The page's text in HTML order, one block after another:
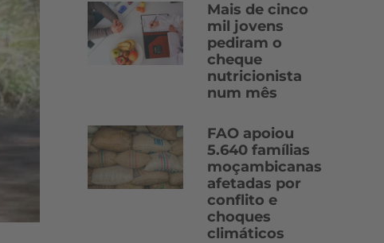
Mais de cinco
mil jovens
pediram o
cheque
nutricionista
num mês
FAO apoiou
5.640 famílias
moçambicanas
afetadas por
conflito e
choques
climáticos